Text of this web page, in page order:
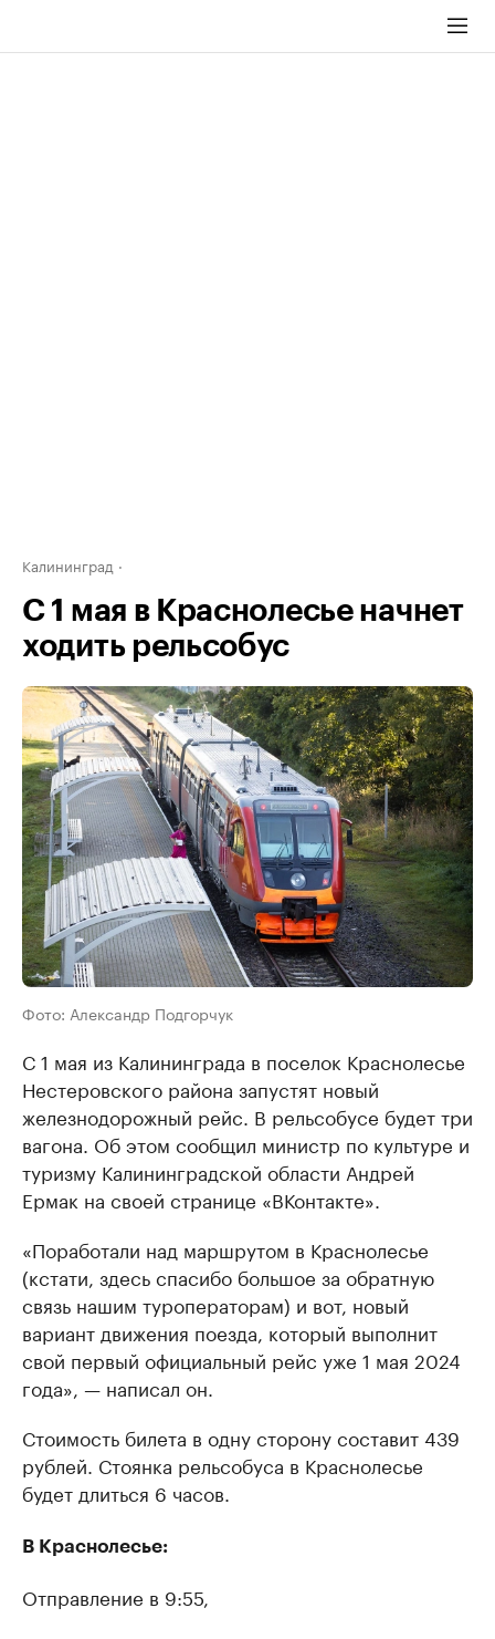
Калининград
С 1 мая в Краснолесье начнет
ходить рельсобус
Фото: Александр Подгорчук
С 1 мая из Калининграда в поселок Краснолесье
Нестеровского района запустят новый
железнодорожный рейс. В рельсобусе будет три
вагона. Об этом сообщил министр по культуре и
туризму Калининградской области Андрей
Ермак на своей странице «ВКонтакте».
«Поработали над маршрутом в Краснолесье
(кстати, здесь спасибо большое за обратную
связь нашим туроператорам) и вот, новый
вариант движения поезда, который выполнит
свой первый официальный рейс уже 1 мая 2024
года», — написал он.
Стоимость билета в одну сторону составит 439
рублей. Стоянка рельсобуса в Краснолесье
будет длиться 6 часов.
В Краснолесье:
Отправление в 9:55,